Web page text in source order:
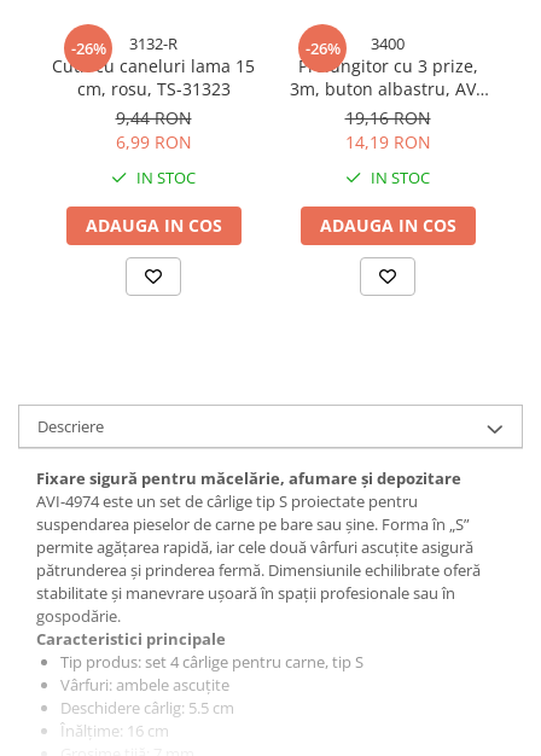
Pet shop
Perii, trimere si clesti animale
Zgarzi, lese si hamuri
Produse ingrijire incaltaminte si
Sanitare
Accesorii baterii sanitare
Accesorii chiuvete
Sisteme filtrare instalatii
Sonerii electrice
Termometre Meteo
Gradina - Gradinarit
Accesorii fierastraie cu lant
Accesorii fierastraie electrice
Accesorii irigare
Accesorii pompe de apa
Accesorii unelte gradinarit
Articole antidaunatori gradina
-26% 3132-R
Cutit cu caneluri lama 15
cm, rosu, TS-31323
9,44 RON
6,99 RON
IN STOC
ADAUGA IN COS
-26% 3400
Prelungitor cu 3 prize,
3m, buton albastru, AVI-
3400
19,16 RON
14,19 RON
IN STOC
ADAUGA IN COS
Descriere
Fixare sigură pentru măcelărie, afumare și depozitare
AVI-4974 este un set de cârlige tip S proiectate pentru
suspendarea pieselor de carne pe bare sau șine. Forma în „S”
permite agățarea rapidă, iar cele două vârfuri ascuțite asigură
pătrunderea și prinderea fermă. Dimensiunile echilibrate oferă
stabilitate și manevrare ușoară în spații profesionale sau în
gospodărie.
Caracteristici principale
Tip produs: set 4 cârlige pentru carne, tip S
Vârfuri: ambele ascuțite
Deschidere cârlig: 5.5 cm
Înălțime: 16 cm